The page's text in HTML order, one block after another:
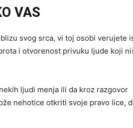
VAS
svog srca, vi toj osobi verujete
i otvorenost privuku ljude koji
ljudi menja ili da kroz razgovor
nehotice otkriti svoje pravo lice,